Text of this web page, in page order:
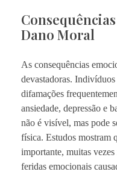
Dano Moral
As consequências
devastadoras.
difamações
ansiedade, depressão e
não é visível, mas pode
física. Estudos mostram
importante, muitas
feridas emocionais